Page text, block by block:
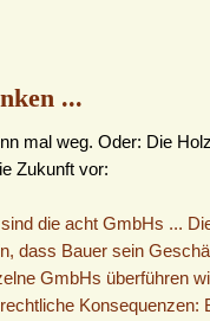
...
mal weg. Oder: Die
Zukunft vor:
die acht GmbHs ...
dass Bauer sein
GmbHs überführen
Konsequenzen: